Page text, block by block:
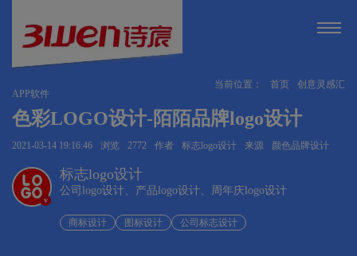
当前位置： 首页
创意灵感汇
APP软件
色彩LOGO设计-陌陌品牌logo设计
2021-03-14 19:16:46 浏览 2772 作者 标志logo设计 来源 颜色品牌设计
v
标志logo设计
公司logo设计、产品logo设计、周年庆logo设计
商标设计 图标设计 公司标志设计